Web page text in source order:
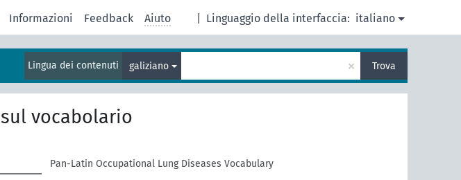
Linguaggio della interfaccia: italiano
Informazioni Feedback Aiuto
Lingua dei contenuti galiziano × Trova
vocabolario
Pan-Latin Occupational Lung Diseases Vocabulary